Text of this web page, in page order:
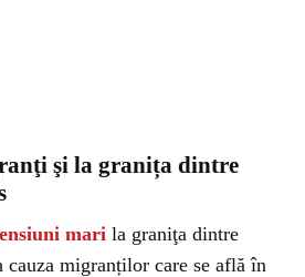
şi la granița dintre
mari la graniţa dintre
migranților care se află în